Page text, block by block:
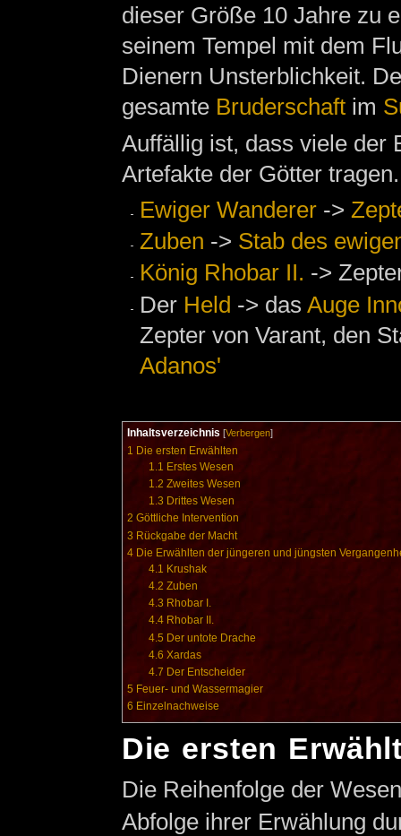
dieser Größe 10 Jahre zu
seinem Tempel mit dem
Dienern Unsterblichkeit.
gesamte Bruderschaftim
Auffällig ist, dass viele der
Artefakte der Götter tragen.
Ewiger Wanderer ->
Zuben -> Stab des
König Rhobar II. ->
Der Held -> das Auge
Zepter von Varant, den
Adanos'
Inhaltsverzeichnis [Verbergen]
1 Die ersten Erwählten
1.1 Erstes Wesen
1.2 Zweites Wesen
1.3 Drittes Wesen
2 Göttliche Intervention
3 Rückgabe der Macht
4 Die Erwählten der jüngeren und jüngsten
4.1 Krushak
4.2 Zuben
4.3 Rhobar I.
4.4 Rhobar II.
4.5 Der untote Drache
4.6 Xardas
4.7 Der Entscheider
5 Feuer- und Wassermagier
6 Einzelnachweise
Die ersten
Die Reihenfolge der
Abfolge ihrer Erwählung